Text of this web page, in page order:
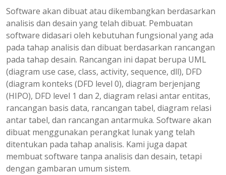
Software akan dibuat atau dikembangkan berdasarkan
analisis dan desain yang telah dibuat. Pembuatan
software didasari oleh kebutuhan fungsional yang ada
pada tahap analisis dan dibuat berdasarkan rancangan
pada tahap desain. Rancangan ini dapat berupa UML
(diagram use case, class, activity, sequence, dll), DFD
(diagram konteks (DFD level 0), diagram berjenjang
(HIPO), DFD level 1 dan 2, diagram relasi antar entitas,
rancangan basis data, rancangan tabel, diagram relasi
antar tabel, dan rancangan antarmuka. Software akan
dibuat menggunakan perangkat lunak yang telah
ditentukan pada tahap analisis. Kami juga dapat
membuat software tanpa analisis dan desain, tetapi
dengan gambaran umum sistem.